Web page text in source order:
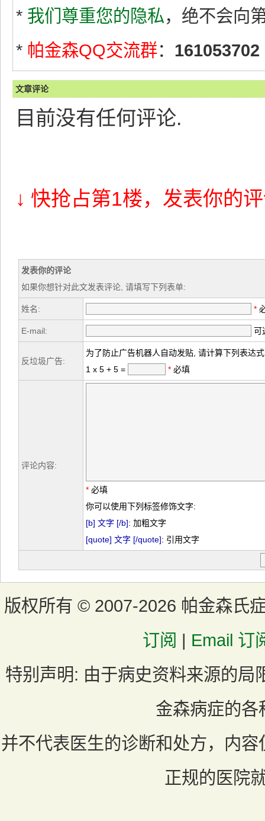
* 我们尊重您的隐私，绝不会向
* 帕金森QQ交流群： 161053702
文章评论
目前没有任何评论.
↓ 快抢占第1楼，发表你的
发表你的评论
如果你想针对此文发表评论, 请填写下列表单:
姓名: *
E-mail: 可
反垃圾广告:
为了防止广告机器人自动发贴, 请计算下列表达
1 x 5 + 5 =
*必填
评论内容:
*必填
你可以使用下列标签修饰文字:
[b] 文字 [/b]: 加粗文字
[quote] 文字 [/quote]: 引用文字
版权所有 © 2007-2026 帕金森氏
订阅 | Email 订
特别声明: 由于病史资料来源的局
金森病症的各
并不代表医生的诊断和处方，内
正规的医院